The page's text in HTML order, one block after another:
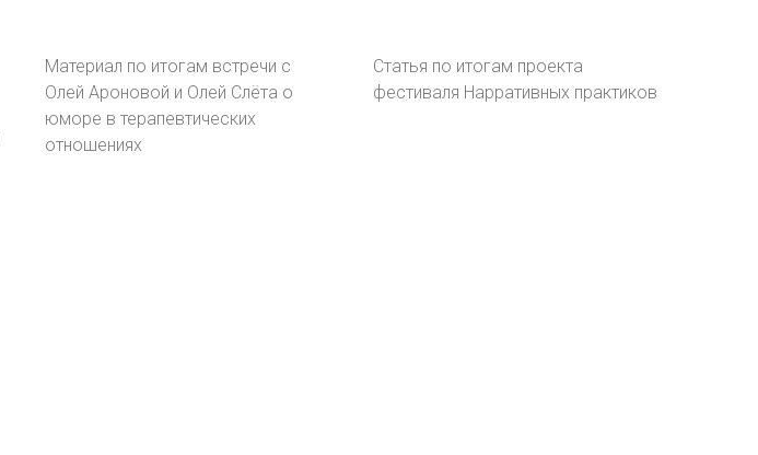
Материал по итогам встречи с
Олей Ароновой и Олей Слёта о
юморе в терапевтических
отношениях
Статья по итогам проекта
фестиваля Нарративных практиков